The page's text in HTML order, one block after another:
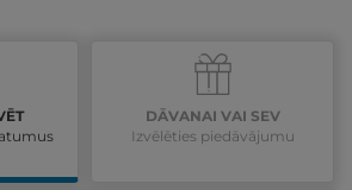
DĀVANAI VAI SEV
Izvēlēties piedāvājumu